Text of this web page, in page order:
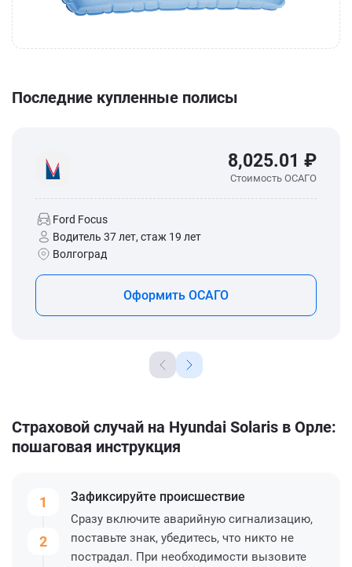
Последние купленные полисы
8,025.01 ₽
Стоимость ОСАГО
Ford Focus
Водитель 37 лет, стаж 19 лет
Волгоград
Оформить ОСАГО
Страховой случай на Hyundai Solaris в Орле:
пошаговая инструкция
1
2
Зафиксируйте происшествие
Сразу включите аварийную сигнализацию,
поставьте знак, убедитесь, что никто не
пострадал. При необходимости вызовите